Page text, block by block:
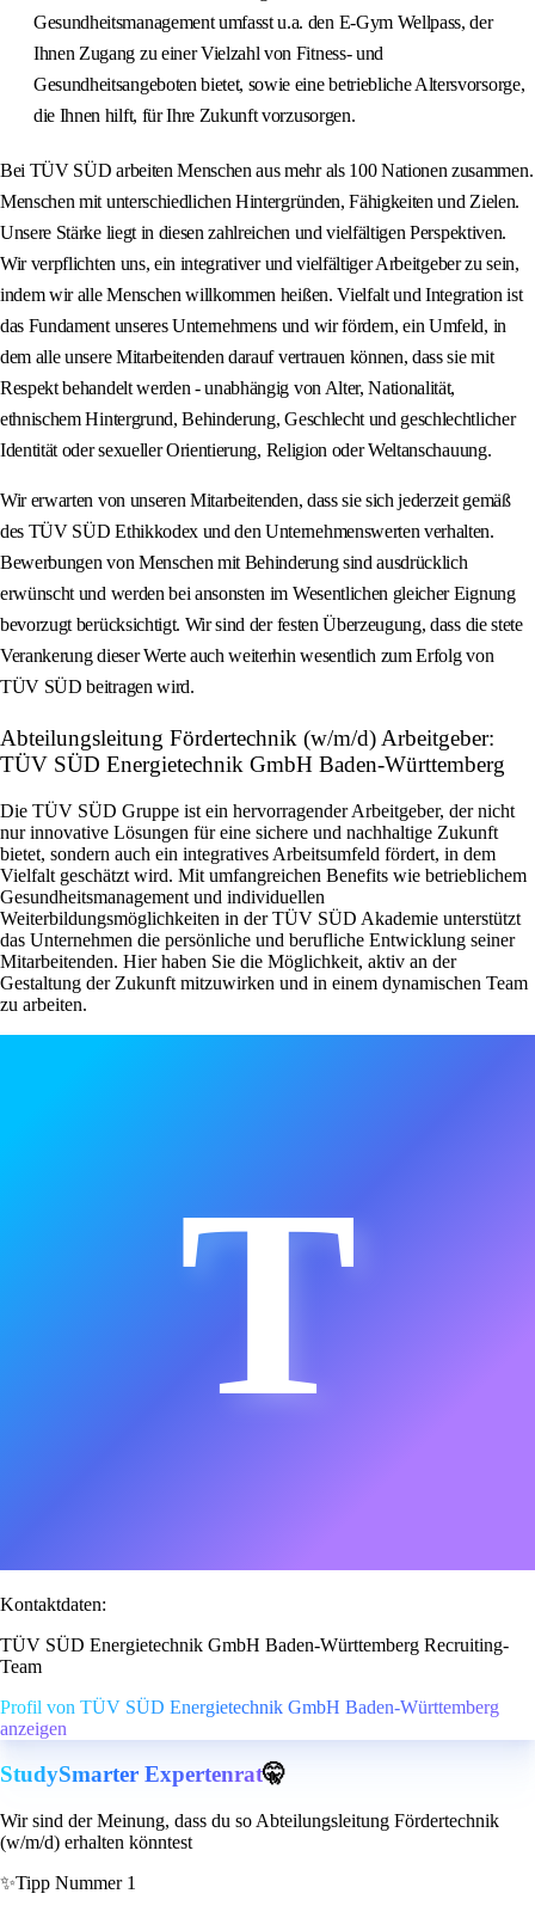
Gesundheitsmanagement umfasst u.a. den E-Gym Wellpass, der
Ihnen Zugang zu einer Vielzahl von Fitness- und
Gesundheitsangeboten bietet, sowie eine betriebliche Altersvorsorge,
die Ihnen hilft, für Ihre Zukunft vorzusorgen.
Bei TÜV SÜD arbeiten Menschen aus mehr als 100 Nationen zusammen.
Menschen mit unterschiedlichen Hintergründen, Fähigkeiten und Zielen.
Unsere Stärke liegt in diesen zahlreichen und vielfältigen Perspektiven.
Wir verpflichten uns, ein integrativer und vielfältiger Arbeitgeber zu sein,
indem wir alle Menschen willkommen heißen. Vielfalt und Integration ist
das Fundament unseres Unternehmens und wir fördern, ein Umfeld, in
dem alle unsere Mitarbeitenden darauf vertrauen können, dass sie mit
Respekt behandelt werden - unabhängig von Alter, Nationalität,
ethnischem Hintergrund, Behinderung, Geschlecht und geschlechtlicher
Identität oder sexueller Orientierung, Religion oder Weltanschauung.
Wir erwarten von unseren Mitarbeitenden, dass sie sich jederzeit gemäß
des TÜV SÜD Ethikkodex und den Unternehmenswerten verhalten.
Bewerbungen von Menschen mit Behinderung sind ausdrücklich
erwünscht und werden bei ansonsten im Wesentlichen gleicher Eignung
bevorzugt berücksichtigt. Wir sind der festen Überzeugung, dass die stete
Verankerung dieser Werte auch weiterhin wesentlich zum Erfolg von
TÜV SÜD beitragen wird.
Abteilungsleitung Fördertechnik (w/m/d) Arbeitgeber:
TÜV SÜD Energietechnik GmbH Baden-Württemberg
Die TÜV SÜD Gruppe ist ein hervorragender Arbeitgeber, der nicht
nur innovative Lösungen für eine sichere und nachhaltige Zukunft
bietet, sondern auch ein integratives Arbeitsumfeld fördert, in dem
Vielfalt geschätzt wird. Mit umfangreichen Benefits wie betrieblichem
Gesundheitsmanagement und individuellen
Weiterbildungsmöglichkeiten in der TÜV SÜD Akademie unterstützt
das Unternehmen die persönliche und berufliche Entwicklung seiner
Mitarbeitenden. Hier haben Sie die Möglichkeit, aktiv an der
Gestaltung der Zukunft mitzuwirken und in einem dynamischen Team
zu arbeiten.
T
Kontaktdaten:
TÜV SÜD Energietechnik GmbH Baden-Württemberg Recruiting-
Team
Profil von TÜV SÜD Energietechnik GmbH Baden-Württemberg
anzeigen
StudySmarter Expertenrat🤫
Wir sind der Meinung, dass du so Abteilungsleitung Fördertechnik
(w/m/d) erhalten könntest
✨Tipp Nummer 1